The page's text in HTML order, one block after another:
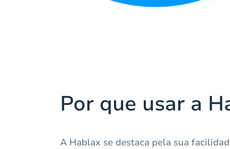
Por que usar a
A Hablax se destaca pela sua